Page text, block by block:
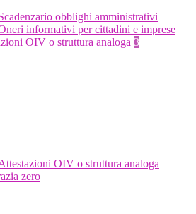
obblighi amministrativi
informativi per cittadini e imprese
OIV o struttura analoga 3
OIV o struttura analoga
zero